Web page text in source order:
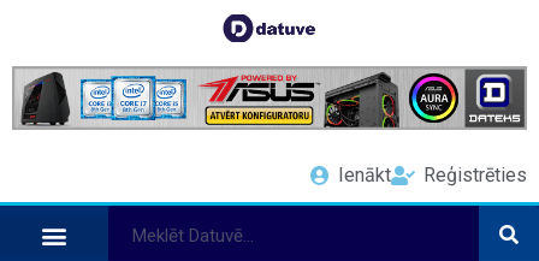
Ienākt Reģistrēties